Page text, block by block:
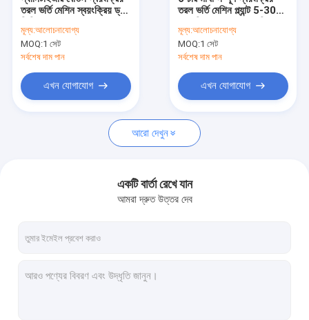
FAQ
পিস্টন লিকুইড ফিলিং মেশিন
বোতল আনস্ক্র্যাম্বলার মেশিন
তরল ভর্তি মেশিন স্বয়ংক্রিয় ড্রাম
এইচ 5-30 কেজি
মূল্য:আলোচনাযোগ্য
MOQ:1 সেট
সর্বশেষ দাম পান
এখন যোগাযোগ
তরল ভর্তি মেশিন প্ল্যান্ট 5-30L
মূল্য:আলোচনাযোগ্য
MOQ:1 সেট
সর্বশেষ দাম পান
এখন যোগাযোগ
আরো দেখুন
একটি বার্তা রেখে যান
আমরা দ্রুত উত্তর দেব